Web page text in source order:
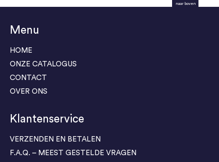
Menu
HOME
ONZE CATALOGUS
CONTACT
OVER ONS
Klantenservice
VERZENDEN EN BETALEN
F.A.Q. – MEEST GESTELDE VRAGEN
naar boven